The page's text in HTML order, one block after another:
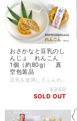
おさかなと豆乳のし
んじょ れんこん
1個（約80g） 真
空包装品
¥250
SOLD OUT